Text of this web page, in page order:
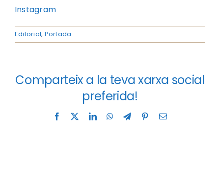
Instagram
Editorial, Portada
Comparteix a la teva xarxa social
preferida!
Facebook LinkedInWhatsApp
TelegramPinterestCorreo